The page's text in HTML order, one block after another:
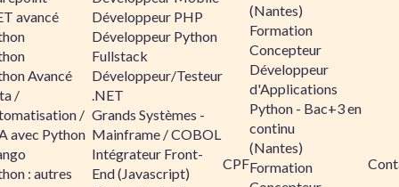
avancé
Avancé
/
/
avec Python
: autres
Développeur PHP
Développeur Python
Fullstack
Développeur/Testeur
.NET
Grands Systèmes -
Mainframe / COBOL
Intégrateur Front-
End (Javascript)
CPF
(Nantes)
Formation
Concepteur
Développeur
d'Applications
Python - Bac+3 en
continu
(Nantes)
Formation